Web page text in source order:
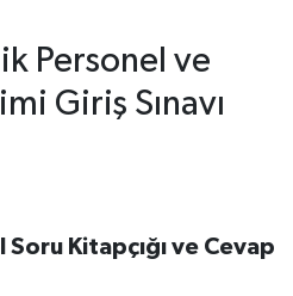
Personel ve
Giriş Sınavı
Kitapçığı ve Cevap